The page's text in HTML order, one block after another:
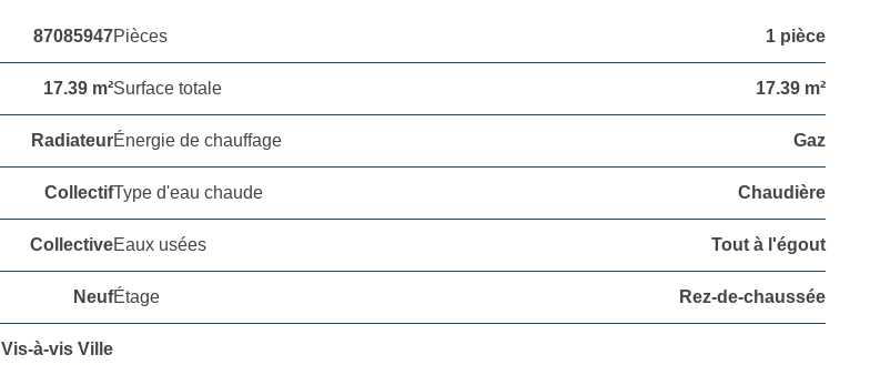
87085947Pièces 1 pièce
17.39 m²Surface totale 17.39 m²
RadiateurÉnergie de chauffage Gaz
CollectifType d'eau chaude Chaudière
CollectiveEaux usées Tout à l'égout
NeufÉtage Rez-de-chaussée
Vis-à-vis Ville